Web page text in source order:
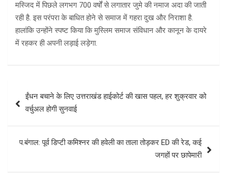
मस्जिद में पिछले लगभग 700 वर्षों से लगातार जुमे की नमाज अदा की जाती
रही है. इस परंपरा के बाधित होने से समाज में गहरा दुख और निराशा है.
हालांकि उन्होंने स्पष्ट किया कि मुस्लिम समाज संविधान और कानून के दायरे
में रहकर ही अपनी लड़ाई लड़ेगा.
navigation
ईंधन बचाने के लिए उत्तराखंड हाईकोर्ट की खास पहल, हर शुक्रवार को
वर्चुअल होगी सुनवाई
प.बंगाल: पूर्व डिप्टी कमिश्नर की हवेली का ताला तोड़कर ED की रेड, कई
जगहों पर छापेमारी